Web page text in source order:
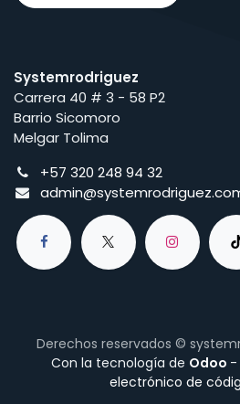
Systemrodriguez
Carrera 40 # 3 - 58 P2
Barrio Sicomoro
Melgar Tolima
+57 320 248 94 32
Derechos reservados ©
Con la tecnología de Odoo -
electrónico de